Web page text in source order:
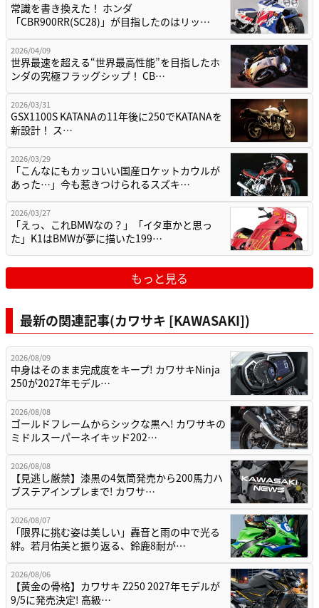
常識を書き換えた！ ホンダ
「CBR900RR(SC28)」が目指したのはリッ…
2026/04/09
世界最速を超える“世界最高性能”を目指したホ
ンダの究極フラッグシップ！ CB…
2026/03/31
GSX1100S KATANAの11年後に250でKATANAを
新設計！ ス…
2026/03/29
「こんなにもカッコいい国産ロケットカウルが
あった…」今も惹きつけられるスズキ…
2026/03/27
「えっ、これBMWなの？」「イタ車かと思っ
た」K1はBMWが夢に描いた199…
もっと見る
最新の関連記事(カワサキ [KAWASAKI])
2026/08/09
中身はそのまま完成度をキープ! カワサキNinja
250が2027年モデル…
2026/08/08
ゴールドフレームからシックな黒へ! カワサキの
ミドルスーパーネイキッド202…
2026/08/08
【見逃し厳禁】漆黒の4気筒発売から200馬力ハ
ブステアインプレまで! カワサ…
2026/08/07
「限界に挑む姿は美しい」轟音と雨の中で光る
絆。若月佑美と振り返る、鈴鹿8耐が…
2026/08/06
【黄金の骨格】カワサキ Z250 2027年モデルが
9/5に発売決定! 高級…